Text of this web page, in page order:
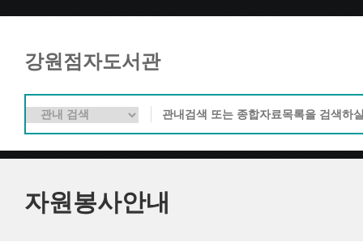
강원점자도서관
자원봉사안내